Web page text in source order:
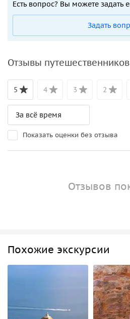
Есть вопрос? Вы можете задать
Задать
Отзывы путешественников
5 4 3 2
Показать оценки без отзыва
Отзывов
Похожие экскурсии